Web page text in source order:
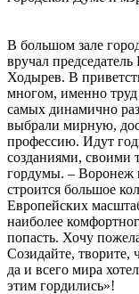
В большом зале
вручал
Ходырев. В
многом, именно
самых динамично
выбрали мирную,
профессию. Идут
созданиями, своими
гордумы. – Воронеж
строится большое
Европейских
наиболее
попасть. Хочу
Созидайте, творите,
да и всего мира
этим гордились»!